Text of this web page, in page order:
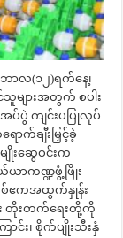
ာလ(၁၂)ရက်နေ့၊
များအတွက် စပါး
အပ်ပွဲ ကျင်းပပြုလုပ်
ာက်ချီးမြှင့်ခဲ့
ျိုးဆွေဝင်းက
ယာကဏ္ဍဖွံ့ဖြိုး
စ်ဧကအထွက်နှုန်း
း တိုးတက်ရေးတို့ကို
ာင်း၊ စိုက်ပျိုးသီးနှံ